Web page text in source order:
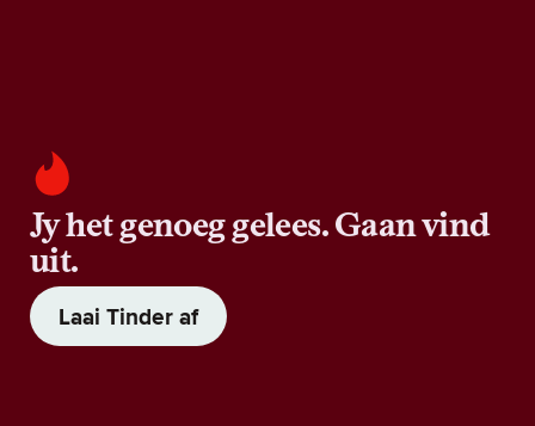
Jy het genoeg gelees. Gaan vind
uit.
Laai Tinder af